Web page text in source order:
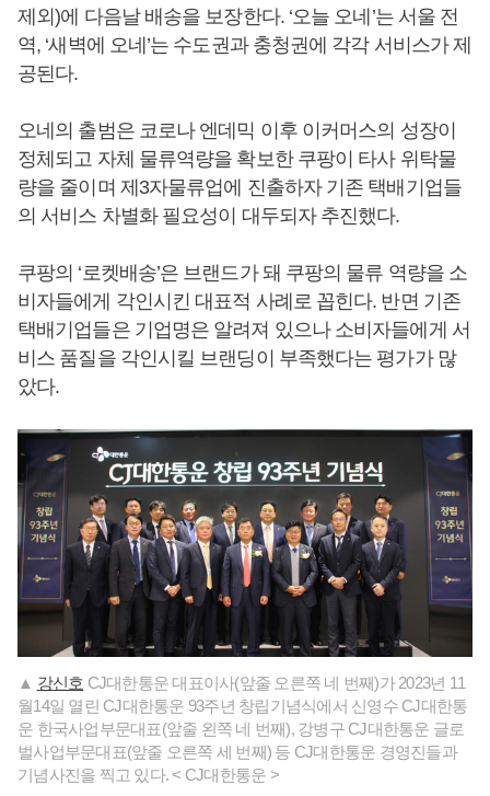
제외)에 다음날 배송을 보장한다. ‘오늘 오네’는 서울 전
역, ‘새벽에 오네’는 수도권과 충청권에 각각 서비스가 제
공된다.
오네의 출범은 코로나 엔데믹 이후 이커머스의 성장이
정체되고 자체 물류역량을 확보한 쿠팡이 타사 위탁물
량을 줄이며 제3자물류업에 진출하자 기존 택배기업들
의 서비스 차별화 필요성이 대두되자 추진했다.
쿠팡의 ‘로켓배송’은 브랜드가 돼 쿠팡의 물류 역량을 소
비자들에게 각인시킨 대표적 사례로 꼽힌다. 반면 기존
택배기업들은 기업명은 알려져 있으나 소비자들에게 서
비스 품질을 각인시킬 브랜딩이 부족했다는 평가가 많
았다.
▲ 강신호 CJ대한통운 대표이사(앞줄 오른쪽 네 번째)가 2023년 11
월14일 열린 CJ대한통운 93주년 창립기념식에서 신영수 CJ대한통
운 한국사업부문대표(앞줄 왼쪽 네 번째), 강병구 CJ대한통운 글로
벌사업부문대표(앞줄 오른쪽 세 번째) 등 CJ대한통운 경영진들과
기념사진을 찍고 있다. < CJ대한통운 >